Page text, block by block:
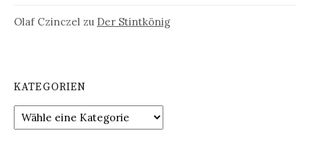
Olaf Czinczel zu Der Stintkönig
KATEGORIEN